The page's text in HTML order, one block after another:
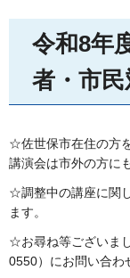
令和8年
者・市
☆佐世保市在住の方
講演会は市外の方に
☆調整中の講座に関
ます。
☆お尋ね等ございま
0550）にお問い合わ